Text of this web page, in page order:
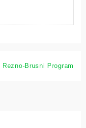
Rezno-Brusni Program